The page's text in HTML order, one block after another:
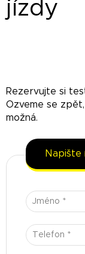
jízdy
Rezervujte si
Ozveme se
možná.
Napište